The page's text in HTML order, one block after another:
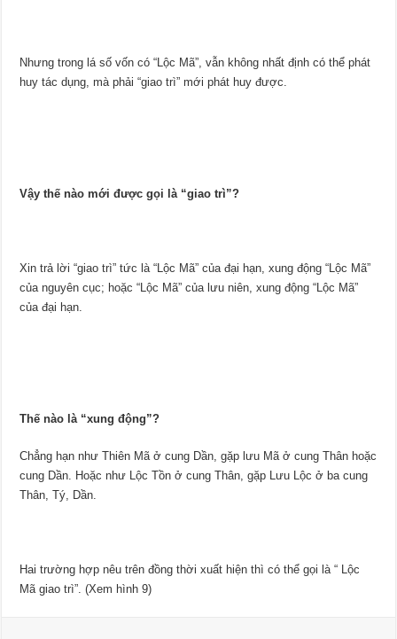
Nhưng trong lá số vốn có “Lộc Mã”, vẫn không nhất định có thể phát
huy tác dụng, mà phải “giao trì” mới phát huy được.
Vậy thế nào mới được gọi là “giao trì”?
Xin trả lời “giao trì” tức là “Lộc Mã” của đại hạn, xung động “Lộc Mã”
của nguyên cục; hoặc “Lộc Mã” của lưu niên, xung động “Lộc Mã”
của đại hạn.
Thế nào là “xung động”?
Chẳng hạn như Thiên Mã ở cung Dần, gặp lưu Mã ở cung Thân hoặc
cung Dần. Hoặc như Lộc Tồn ở cung Thân, gặp Lưu Lộc ở ba cung
Thân, Tý, Dần.
Hai trường hợp nêu trên đồng thời xuất hiện thì có thể gọi là “ Lộc
Mã giao trì”. (Xem hình 9)